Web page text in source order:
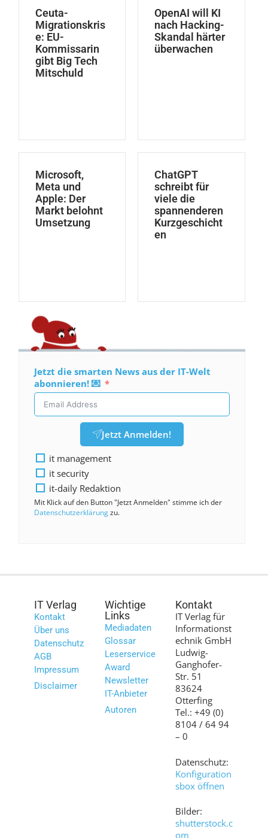
Ceuta-
Migrationskris
e: EU-
Kommissarin
gibt Big Tech
Mitschuld
OpenAI will KI
nach Hacking-
Skandal härter
überwachen
Microsoft,
Meta und
Apple: Der
Markt belohnt
Umsetzung
ChatGPT
schreibt für
viele die
spannenderen
Kurzgeschicht
en
Jetzt die smarten News aus der IT-Welt
abonnieren! 💌
Jetzt Anmelden!
it management
it security
it-daily Redaktion
Mit Klick auf den Button "Jetzt Anmelden" stimme ich der
Datenschutzerklärungzu.
IT Verlag
Kontakt
Über uns
Datenschutz
AGB
Impressum
Disclaimer
Wichtige
Links
Mediadaten
Glossar
Leserservice
Award
Newsletter
IT-Anbieter
Autoren
Kontakt
IT Verlag für
Informationst
echnik GmbH
Ludwig-
Ganghofer-
Str. 51
83624
Otterfing
Tel.: +49 (0)
8104 / 64 94
– 0
Datenschutz:
Konfiguration
sbox öffnen
Bilder:
shutterstock.c
om